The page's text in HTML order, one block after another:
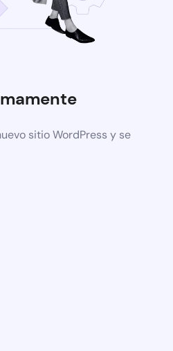
sitio WordPress y se